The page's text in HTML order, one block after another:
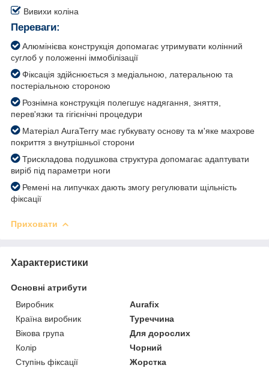
Вивихи коліна
Переваги:
Алюмінієва конструкція допомагає утримувати колінний
суглоб у положенні іммобілізації
Фіксація здійснюється з медіальною, латеральною та
постеріальною стороною
Рознімна конструкція полегшує надягання, зняття,
перев'язки та гігієнічні процедури
Матеріал AuraTerry має губкувату основу та м'яке махрове
покриття з внутрішньої сторони
Трискладова подушкова структура допомагає адаптувати
виріб під параметри ноги
Ремені на липучках дають змогу регулювати щільність
фіксації
Приховати
Характеристики
Основні атрибути
Виробник
Aurafix
Країна виробник
Туреччина
Вікова група
Для дорослих
Колір
Чорний
Ступінь фіксації
Жорстка